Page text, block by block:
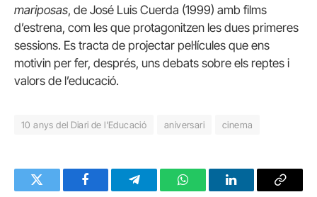
mariposas, de José Luis Cuerda (1999) amb films
d’estrena, com les que protagonitzen les dues primeres
sessions. Es tracta de projectar pel·lícules que ens
motivin per fer, després, uns debats sobre els reptes i
valors de l’educació.
10 anys del Diari de l'Educació aniversari cinema
Twitter FacebookTelegramWhatsAppLinkedInCopy